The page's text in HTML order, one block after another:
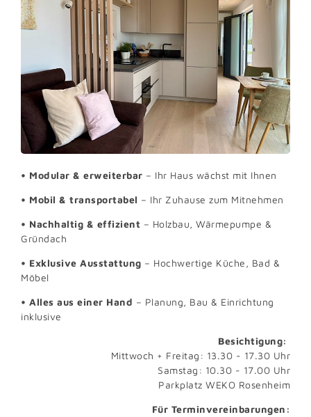
• Modular & erweiterbar – Ihr Haus wächst mit Ihnen
• Mobil & transportabel – Ihr Zuhause zum Mitnehmen
• Nachhaltig & effizient – Holzbau, Wärmepumpe &
Gründach
• Exklusive Ausstattung – Hochwertige Küche, Bad &
Möbel
• Alles aus einer Hand – Planung, Bau & Einrichtung
inklusive
Besichtigung:
Mittwoch + Freitag: 13.30 - 17.30 Uhr
Samstag: 10.30 - 17.00 Uhr
Parkplatz WEKO Rosenheim
Für Terminvereinbarungen: